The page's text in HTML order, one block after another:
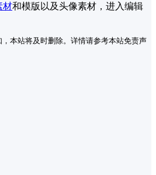
材和模版以及头像素材，进入编辑
本站将及时删除。详情请参考本站免责声